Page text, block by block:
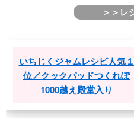
＞＞レ
いちじくジャムレシピ人気１
位／クックパッドつくれぽ
1000越え殿堂入り